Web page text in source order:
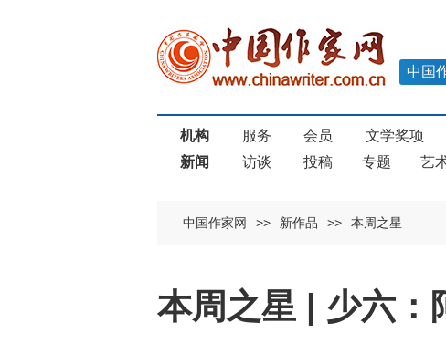
中国
机构 服务 会员
文学奖项
新闻
访谈 投稿 专题 艺
中国作家网 >> 新作品 >> 本周之星
本周之星 | 少六：